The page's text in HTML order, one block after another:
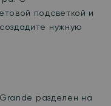
подсветкой и
нужную
разделен на